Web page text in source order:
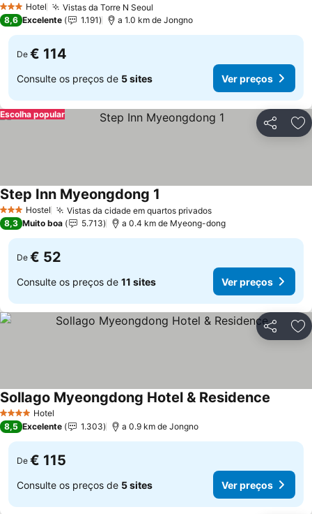
3 EstrelasHotel Vistas da Torre N Seoul
8,6 Excelente 1.191 a 1.0 km de Jongno
De € 114
Consulte os preços de 5 sites Ver preços
Partilhar
Escolha popular
3 EstrelasHostel Vistas da cidade em quartos privadosVer preços
Step Inn Myeongdong 1
8,3 Muito boa 5.713 a 0.4 km de Myeong-dong
De € 52
Consulte os preços de 11 sites Ver preços
Partilhar
4 EstrelasHotel
Sollago Myeongdong Hotel & Residence
8,5 Excelente 1.303 a 0.9 km de Jongno
De € 115
Consulte os preços de 5 sites Ver preços